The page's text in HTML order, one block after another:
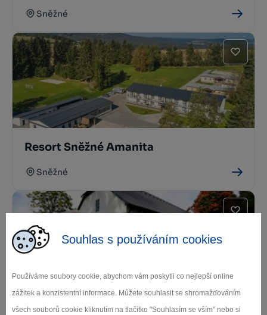
Souhlas s používáním cookies
Používáme soubory cookie, abychom vám poskytli co nejlepší online
zážitek a konzistentní informace. Můžete souhlasit se shromažďováním
všech souborů cookie kliknutím na tlačítko "Souhlasím se vším" nebo si
Sněžné
Resort Sněžné Amanita
Sněžné
Tradiční hostinec Vříšť